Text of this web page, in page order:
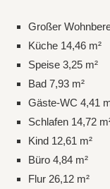
Großer
Küche 14,46 m²
Speise 3,25 m²
Bad 7,93 m²
Gäste-WC 4,41
Schlafen 14,72
Kind 12,61 m²
Büro 4,84 m²
Flur 26,12 m²